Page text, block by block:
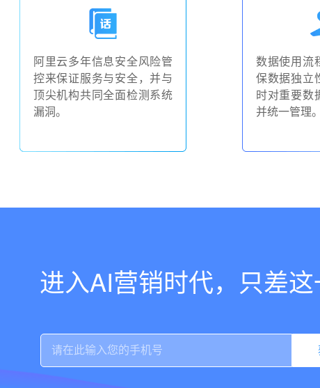
阿里云多年信息安全风险管
控来保证服务与安全，并与
顶尖机构共同全面检测系统
漏洞。
数据使用流
保数据独立
时对重要数
并统一管理。
进入AI营销时代，只差这